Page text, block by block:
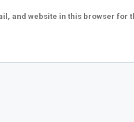
and website in this browser for